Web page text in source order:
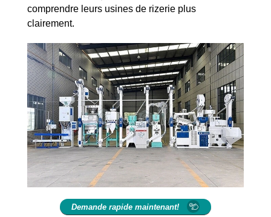
comprendre leurs usines de rizerie plus
clairement.
Demande rapide maintenant!